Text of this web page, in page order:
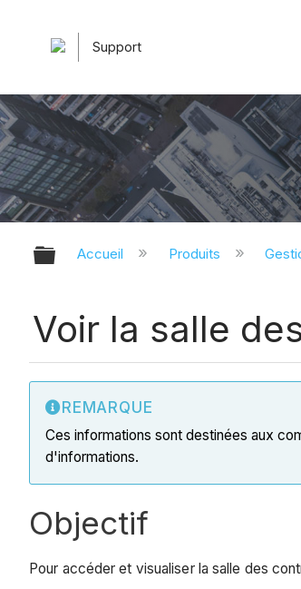
Support
Développer/réduire la
Accueil Produits
Voir la salle
REMARQUE
Ces informations sont destinées aux
d'informations.
Objectif
Pour accéder et visualiser la salle des